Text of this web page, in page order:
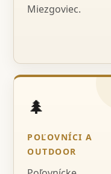
Miezgoviec.
🌲
POĽOVNÍCI A
OUTDOOR